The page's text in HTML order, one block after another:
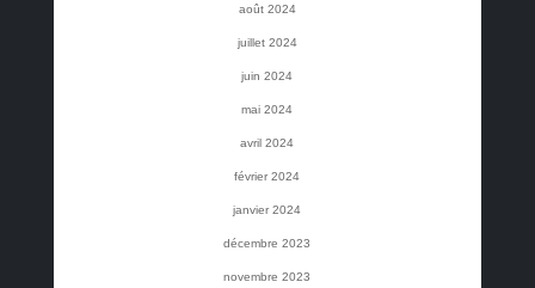
août 2024
juillet 2024
juin 2024
mai 2024
avril 2024
février 2024
janvier 2024
décembre 2023
novembre 2023